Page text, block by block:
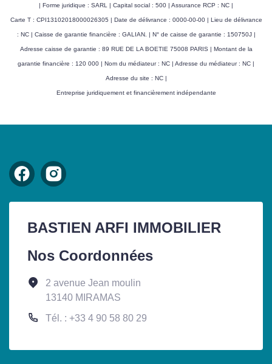
| Forme juridique : SARL | Capital social : 500 | Assurance RCP : NC |
Carte T : CPI13102018000026305 | Date de délivrance : 0000-00-00 | Lieu de délivrance
: NC | Caisse de garantie financière : GALIAN. | N° de caisse de garantie : 150750J |
Adresse caisse de garantie : 89 RUE DE LA BOETIE 75008 PARIS | Montant de la
garantie financière : 120 000 | Nom du médiateur : NC | Adresse du médiateur : NC |
Adresse du site : NC |
Entreprise juridiquement et financièrement indépendante
BASTIEN ARFI IMMOBILIER
Nos Coordonnées
2 avenue Jean moulin
13140 MIRAMAS
Tél. : +33 4 90 58 80 29